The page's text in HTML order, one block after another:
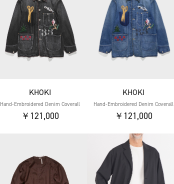
KHOKI
Hand-Embroidered Denim Coverall
￥121,000
KHOKI
Hand-Embroidered Denim Coverall
￥121,000